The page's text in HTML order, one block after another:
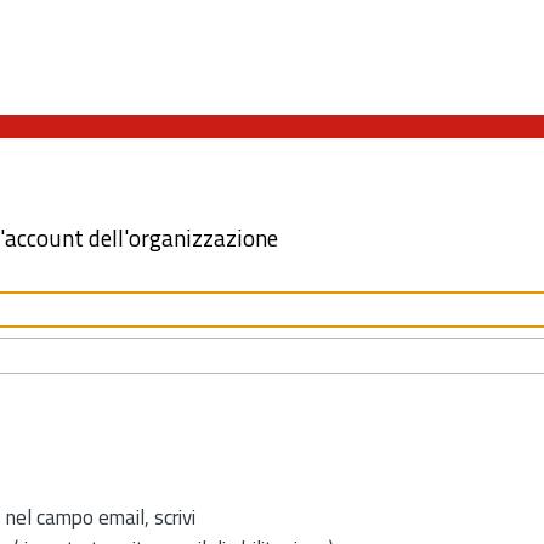
dell'organizzazione
campo email, scrivi